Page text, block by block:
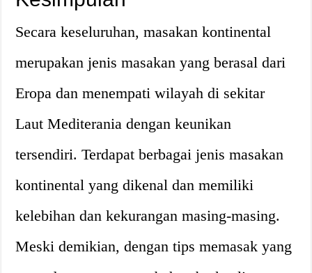
Secara keseluruhan, masakan kontinental
merupakan jenis masakan yang berasal dari
Eropa dan menempati wilayah di sekitar
Laut Mediterania dengan keunikan
tersendiri. Terdapat berbagai jenis masakan
kontinental yang dikenal dan memiliki
kelebihan dan kekurangan masing-masing.
Meski demikian, dengan tips memasak yang